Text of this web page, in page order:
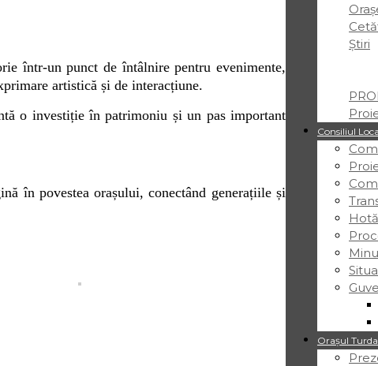
Știri
Consiliul
Orașul Turda
într-un punct de întâlnire pentru evenimente,
artistică și de interacțiune.
o investiție în patrimoniu și un pas important
în povestea orașului, conectând generațiile și